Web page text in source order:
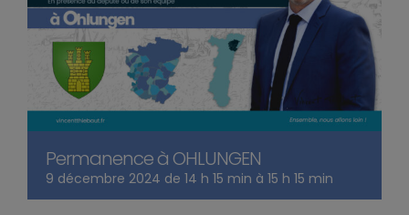
Permanence à OHLUNGEN
9 décembre 2024 de 14 h 15 min à 15 h 15 min